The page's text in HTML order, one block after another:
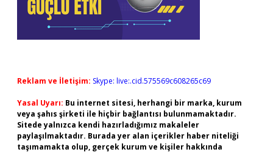
Reklam ve İletişim: Skype: live:.cid.575569c608265c69
Yasal Uyarı: Bu internet sitesi, herhangi bir marka, kurum
veya şahıs şirketi ile hiçbir bağlantısı bulunmamaktadır.
Sitede yalnızca kendi hazırladığımız makaleler
paylaşılmaktadır. Burada yer alan içerikler haber niteliği
taşımamakta olup, gerçek kurum ve kişiler hakkında